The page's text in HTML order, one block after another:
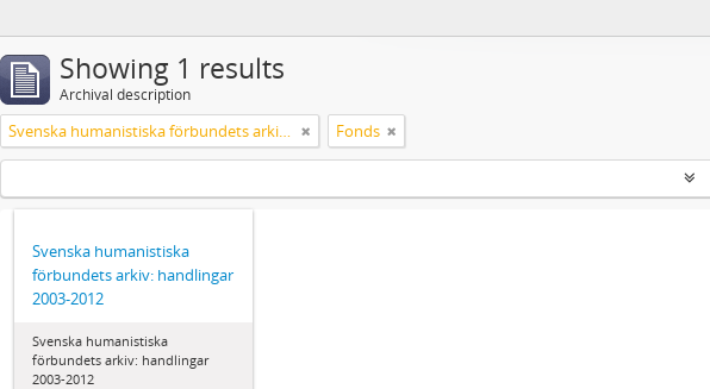
Showing 1 results
Archival description
Svenska humanistiska förbundets arkiv: handlingar 2003-2012 Fonds
Svenska humanistiska
förbundets arkiv: handlingar
2003-2012
Svenska humanistiska
förbundets arkiv: handlingar
2003-2012